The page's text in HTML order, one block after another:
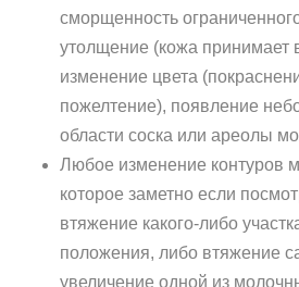
сморщенность
утолщение (кожа принимает
изменение цвета
пожелтение), появление
области соска или ареолы
Любое изменение контуров
которое заметно если
втяжение какого-либо
положения, либо втяжение
увеличение одной из